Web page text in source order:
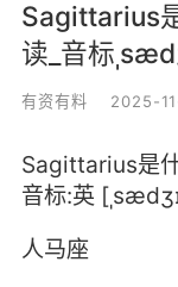
Sagittarius
读_音标
有资有料 2025-
Sagittarius是
音标:英
人马座